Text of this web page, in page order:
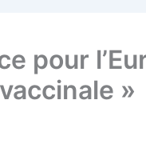
pour
»